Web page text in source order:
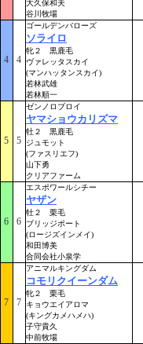
大久保和夫
谷川牧場
4 4
ゴールデンバローズ
ソライロ
牝２ 黒鹿毛
ヴァレッタスカイ
(マンハッタンスカイ)
若林武雄
若林順一
5 5
ゼンノロブロイ
ヤマショウカリズマ
牡２ 黒鹿毛
ジュモット
(ファスリエフ)
山下勇
クリアファーム
6 6
エスポワールシチー
ヤザン
牡２ 栗毛
ブリッジポート
(ロージズインメイ)
和田博美
合同会社小泉学
7 7
アニマルキングダム
コモリクイーンダム
牝２ 栗毛
キョウエイアロマ
(キングカメハメハ)
子守貴久
中前牧場